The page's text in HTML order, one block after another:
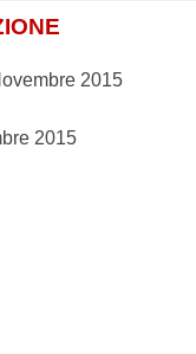
2015
2015